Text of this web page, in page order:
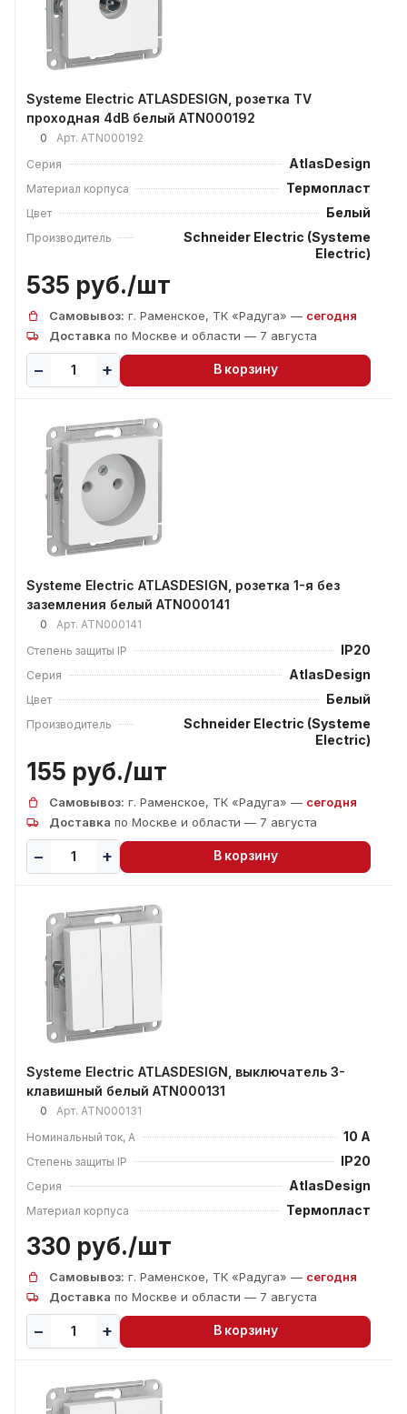
Systeme Electric ATLASDESIGN, розетка TV
проходная 4dB белый ATN000192
0 Арт. ATN000192
Серия
AtlasDesign
Материал корпуса Термопласт
Цвет Белый
Производитель
Schneider Electric (Systeme
Electric)
535 руб./шт
Самовывоз: г. Раменское, ТК «Радуга» — сегодня
Доставка по Москве и области — 7 августа
В корзину
Systeme Electric ATLASDESIGN, розетка 1-я без
заземления белый ATN000141
0 Арт. ATN000141
Степень защиты IP
IP20
Серия AtlasDesign
Цвет Белый
Производитель
Schneider Electric (Systeme
Electric)
155 руб./шт
Самовывоз: г. Раменское, ТК «Радуга» — сегодня
Доставка по Москве и области — 7 августа
В корзину
Systeme Electric ATLASDESIGN, выключатель 3-
клавишный белый ATN000131
0 Арт. ATN000131
Номинальный ток, А
10 А
Степень защиты IP IP20
Серия AtlasDesign
Материал корпуса Термопласт
330 руб./шт
Самовывоз: г. Раменское, ТК «Радуга» — сегодня
Доставка по Москве и области — 7 августа
В корзину